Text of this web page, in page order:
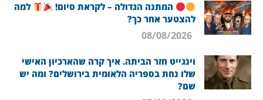
המתנה הגדולה – לקראת סיום!
למה
להצטער אחר כך?
וינגייט חזר הביתה. איך קרה שהארכיון האישי
שלו נחת בספריה הלאומית בירושלים? ומה יש
שם?